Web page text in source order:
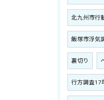
北九州市行
飯塚市浮気
裏切り
行方調査17